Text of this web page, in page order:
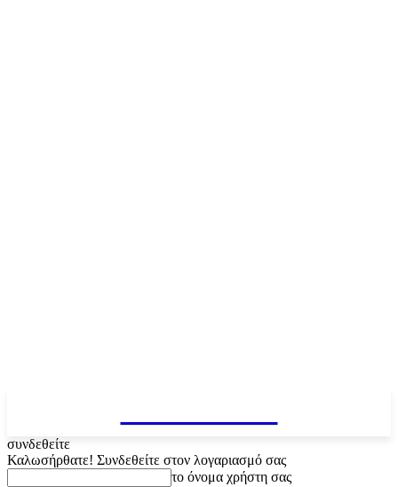
συνδεθείτε
Καλωσήρθατε! Συνδεθείτε στον λογαριασμό σας
το όνομα χρήστη σας